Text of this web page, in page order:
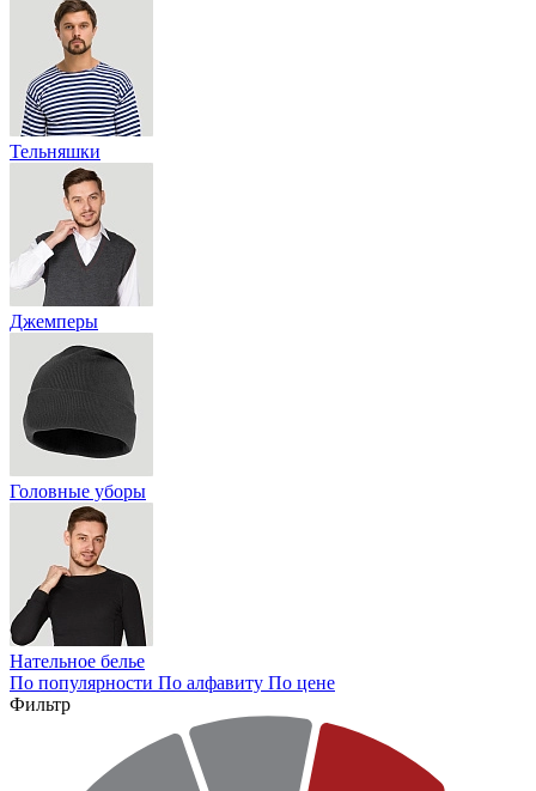
Тельняшки
Джемперы
Головные уборы
Нательное белье
По популярности По алфавиту По цене
Фильтр